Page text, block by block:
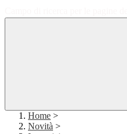
Home >
Novità >